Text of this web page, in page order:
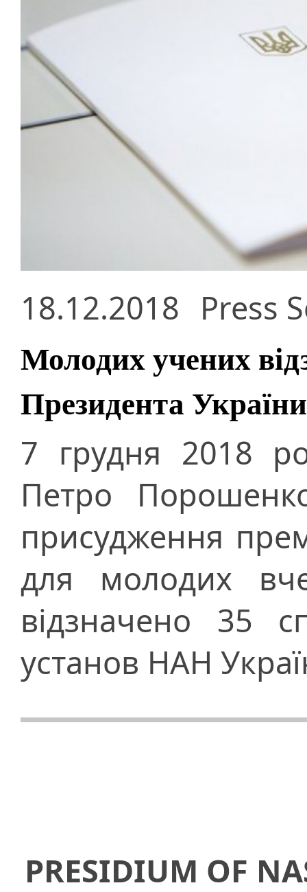
18.12.2018 Press
Молодих учених
Президента України
7 грудня 2018
Петро
присудження
для молодих
відзначено 35
установ НАН
PRESIDIUM OF